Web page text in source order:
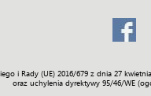
i Rady (UE) 2016/679 z dnia 27
oraz uchylenia dyrektywy 95/46/WE
Świat Społeczność